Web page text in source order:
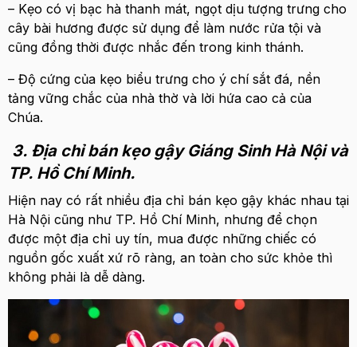
– Kẹo có vị bạc hà thanh mát, ngọt dịu tượng trưng cho
cây bài hương được sử dụng để làm nước rửa tội và
cũng đồng thời được nhắc đến trong kinh thánh.
– Độ cứng của kẹo biểu trưng cho ý chí sắt đá, nền
tảng vững chắc của nhà thờ và lời hứa cao cả của
Chúa.
3. Địa chỉ bán kẹo gậy Giáng Sinh Hà Nội và
TP. Hồ Chí Minh.
Hiện nay có rất nhiều địa chỉ bán kẹo gậy khác nhau tại
Hà Nội cũng như TP. Hồ Chí Minh, nhưng để chọn
được một địa chỉ uy tín, mua được những chiếc có
nguồn gốc xuất xứ rõ ràng, an toàn cho sức khỏe thì
không phải là dễ dàng.